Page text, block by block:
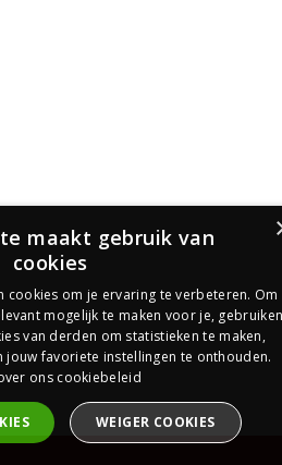
maakt gebruik van
cookies
cookies om je ervaring te verbeteren. Om
mogelijk te maken voor je,
van derden om statistieken te maken,
jouw favoriete instellingen te onthouden.
ons cookiebeleid
WEIGER COOKIES